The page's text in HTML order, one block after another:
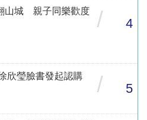
山城 親子同樂歡度
/ 4
瑩臉書發起認購
/ 5